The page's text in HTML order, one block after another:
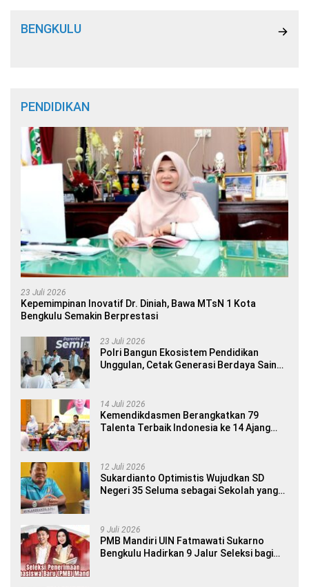
BENGKULU
PENDIDIKAN
23 Juli 2026
Kepemimpinan Inovatif Dr. Diniah, Bawa MTsN 1 Kota
Bengkulu Semakin Berprestasi
23 Juli 2026
Polri Bangun Ekosistem Pendidikan
Unggulan, Cetak Generasi Berdaya Saing
14 Juli 2026
Kemendikdasmen Berangkatkan 79
Talenta Terbaik Indonesia ke 14 Ajang
12 Juli 2026
Sukardianto Optimistis Wujudkan SD
Negeri 35 Seluma sebagai Sekolah yang
9 Juli 2026
PMB Mandiri UIN Fatmawati Sukarno
Bengkulu Hadirkan 9 Jalur Seleksi bagi